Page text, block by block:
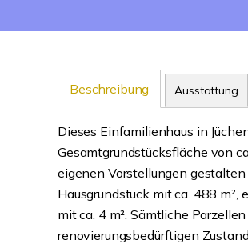
Beschreibung Ausstattung
Dieses Einfamilienhaus in
Gesamtgrundstücksfläche von
eigenen Vorstellungen
Hausgrundstück mit ca. 488
mit ca. 4 m². Sämtliche
renovierungsbedürftigen